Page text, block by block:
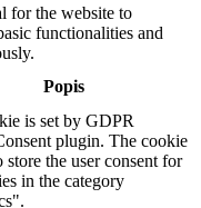
for the website to
functionalities and
Popis
is set by GDPR
plugin. The cookie
store the user consent for
in the category